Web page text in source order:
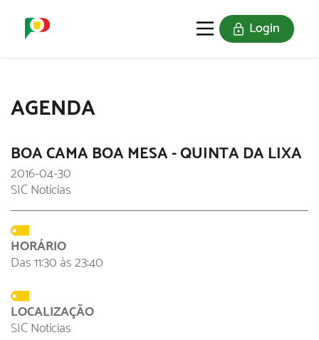
Login
AGENDA
BOA CAMA BOA MESA - QUINTA DA LIXA
2016-04-30
SIC Notícias
HORÁRIO
Das 11:30 às 23:40
LOCALIZAÇÃO
SIC Notícias